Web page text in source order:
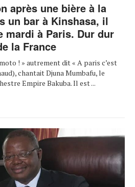
après une bière à la
un bar à Kinshasa, il
mardi à Paris. Dur dur
la France
! » autrement dit « A paris c’est
chantait Djuna Mumbafu, le
Empire Bakuba. Il est ...